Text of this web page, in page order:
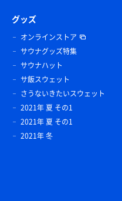
グッズ
オンラインストア
サウナグッズ特集
サウナハット
サ飯スウェット
さうないきたいスウェット
2021年 夏 その1
2021年 夏 その1
2021年 冬